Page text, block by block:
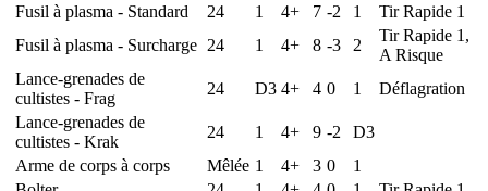
Fusil à plasma - Standard
24 1 4+ 7 -2 1
Tir Rapide 1
Fusil à plasma - Surcharge 24 1 4+ 8 -3 2
Tir Rapide 1,
A Risque
Lance-grenades de
cultistes - Frag
24 D3 4+ 4 0 1
Déflagration
Lance-grenades de
cultistes - Krak
24 1 4+ 9 -2
D3
Arme de corps à corps
Mêlée 1 4+ 3 0
1